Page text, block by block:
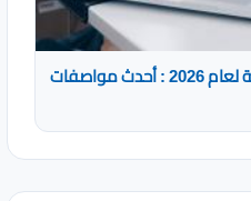
أفضل أجهزة اللاب توب للبرمجة لعام 2026 : أحدث مواصفات